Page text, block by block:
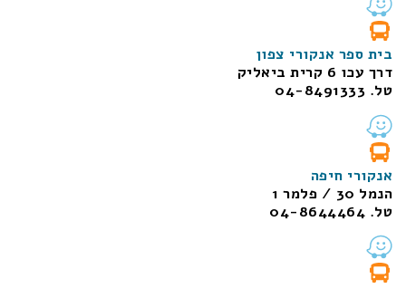
בית ספר אנקורי צפון
דרך עכו 6 קרית ביאליק
טל. 04-8491333
אנקורי חיפה
הנמל 30 / פלמר 1
טל. 04-8644464